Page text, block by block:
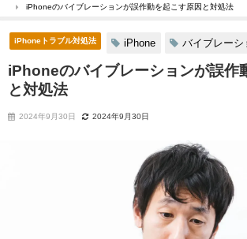
iPhoneのバイブレーションが誤作動を起こす原因と対処法
iPhoneトラブル対処法 iPhone バイブレーシ
iPhoneのバイブレーションが誤作
と対処法
2024年9月30日 2024年9月30日